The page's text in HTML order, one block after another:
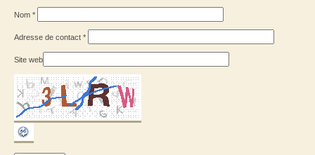
Nom *
Adresse de contact *
Site web